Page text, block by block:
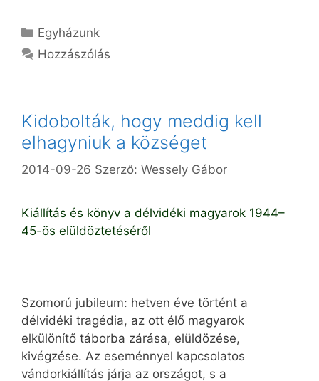
Kategória
Egyházunk
Hozzászólás
Kidobolták, hogy meddig kell
elhagyniuk a községet
2014-09-26 Szerző: Wessely Gábor
Kiállítás és könyv a délvidéki magyarok 1944–
45-ös elüldöztetéséről
Szomorú jubileum: hetven éve történt a
délvidéki tragédia, az ott élő magyarok
elkülönítő táborba zárása, elüldözése,
kivégzése. Az eseménnyel kapcsolatos
vándorkiállítás járja az országot, s a